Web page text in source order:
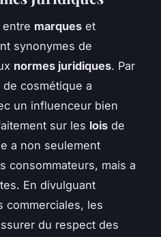
entre marques et
synonymes de
normes juridiques. Par
cosmétique a
un influenceur bien
sur les lois de
a non seulement
consommateurs, mais a
En divulguant
commerciales, les
du respect des